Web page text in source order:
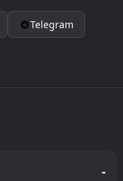
Telegram
-